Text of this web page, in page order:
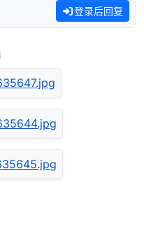
登录后回复